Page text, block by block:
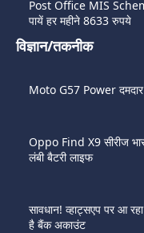
Post Office MIS
पायें हर महीने 8633 रुपये
विज्ञान/तकनीक
Moto G57 Power दमदार
Oppo Find X9 सीरीज
लंबी बैटरी लाइफ
सावधान! व्हाट्सएप पर आ
है बैंक अकाउंट